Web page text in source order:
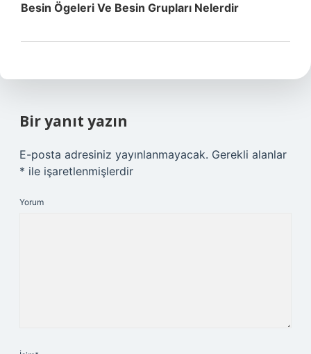
Besin Ögeleri Ve Besin Grupları Nelerdir
Bir yanıt yazın
E-posta adresiniz yayınlanmayacak. Gerekli alanlar
* ile işaretlenmişlerdir
Yorum